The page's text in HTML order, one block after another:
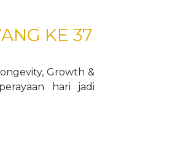
KE 37
Growth &
hari jadi